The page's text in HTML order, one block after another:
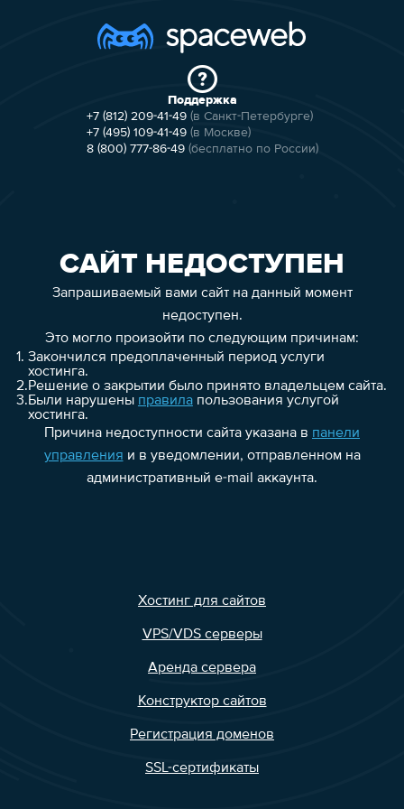
Поддержка
+7 (812) 209-41-49 (в Санкт-Петербурге)
+7 (495) 109-41-49 (в Москве)
8 (800) 777-86-49 (бесплатно по России)
САЙТ НЕДОСТУПЕН
Запрашиваемый вами сайт на данный момент
недоступен.
Это могло произойти по следующим причинам:
1. Закончился предоплаченный период услуги
хостинга.
2.Решение о закрытии было принято владельцем сайта.
3.Были нарушены правилапользования услугой
хостинга.
Причина недоступности сайта указана в панели
управления и в уведомлении, отправленном на
административный e-mail аккаунта.
Хостинг для сайтов
VPS/VDS серверы
Аренда сервера
Конструктор сайтов
Регистрация доменов
SSL-сертификаты